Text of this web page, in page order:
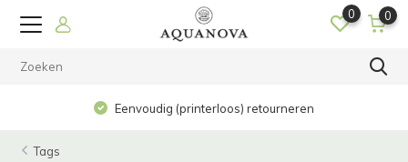
0 0
Eenvoudig (printerloos) retourneren
Tags